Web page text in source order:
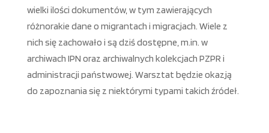
wielki ilości dokumentów, w tym zawierających
różnorakie dane o migrantach i migracjach. Wiele z
nich się zachowało i są dziś dostępne, m.in. w
archiwach IPN oraz archiwalnych kolekcjach PZPR i
administracji państwowej. Warsztat będzie okazją
do zapoznania się z niektórymi typami takich źródeł.